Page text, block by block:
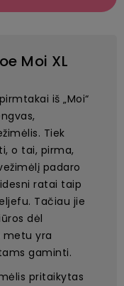
Moi XL
iš „Moi“
Tiek
o tai, pirma,
padaro
ratai taip
Tačiau jie
dėl
metu yra
gaminti.
pritaikytas